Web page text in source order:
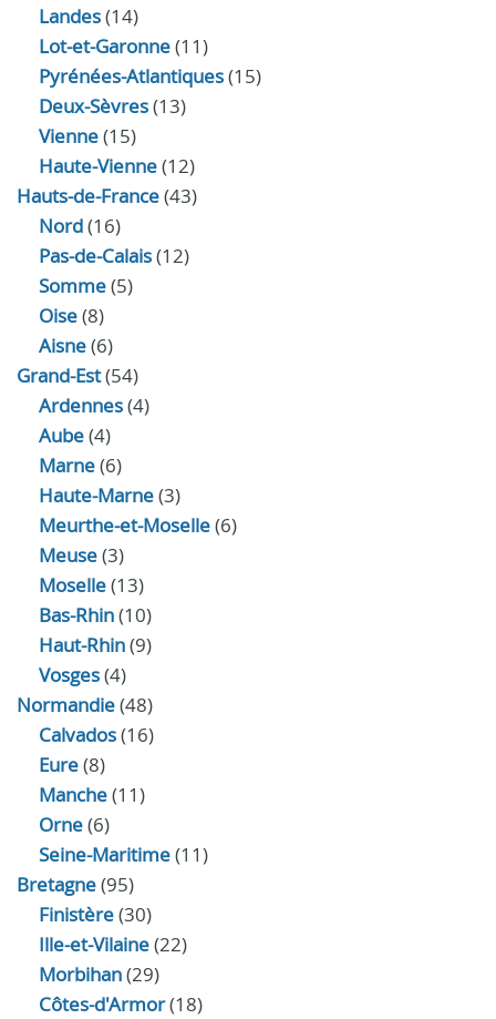
Landes(14)
Lot-et-Garonne(11)
Pyrénées-Atlantiques(15)
Deux-Sèvres(13)
Vienne(15)
Haute-Vienne(12)
Hauts-de-France(43)
Nord(16)
Pas-de-Calais(12)
Somme(5)
Oise(8)
Aisne(6)
Grand-Est(54)
Ardennes(4)
Aube(4)
Marne(6)
Haute-Marne(3)
Meurthe-et-Moselle(6)
Meuse(3)
Moselle(13)
Bas-Rhin(10)
Haut-Rhin(9)
Vosges(4)
Normandie(48)
Calvados(16)
Eure(8)
Manche(11)
Orne(6)
Seine-Maritime(11)
Bretagne(95)
Finistère(30)
Ille-et-Vilaine(22)
Morbihan(29)
Côtes-d'Armor(18)